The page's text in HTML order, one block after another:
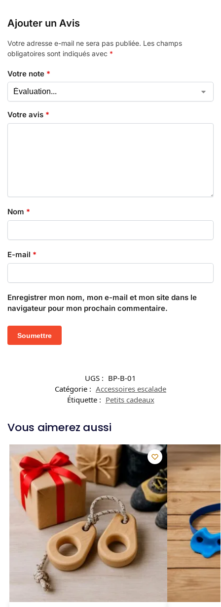
Ajouter un Avis
Votre adresse e-mail ne sera pas publiée. Les champs
obligatoires sont indiqués avec *
Votre note *
Votre avis *
Nom *
E-mail *
Enregistrer mon nom, mon e-mail et mon site dans le
navigateur pour mon prochain commentaire.
UGS : BP-B-01
Catégorie : Accessoires escalade
Étiquette : Petits cadeaux
Vous aimerez aussi